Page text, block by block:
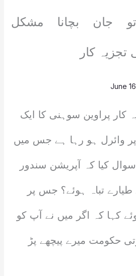
جان بچانا مشکل
تجزیہ کار
June
کار پراوین سوہنی کا ایک
وائرل ہو رہا ہے جس میں
کیا کہ آپریشن سندور
طیارے تباہ ہوئے؟ جس پر
کہا کہ اگر میں نے آپ کو
حکومت میرے پیچھے پڑ